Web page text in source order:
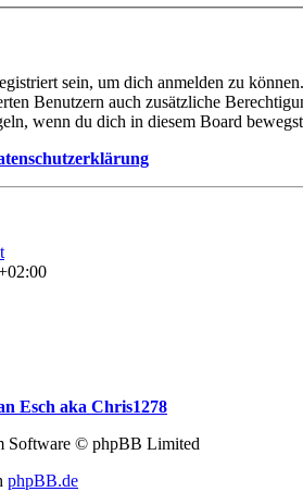
sein, um dich anmelden zu
Benutzern auch zusätzliche
wenn du dich in diesem Board
Esch aka Chris1278
Software © phpBB Limited
phpBB.de